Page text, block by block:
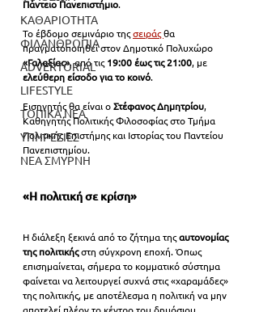
ΚΑΘΑΡΙΟΤΗΤΑ
ΦΙΛΑΝΘΡΩΠΙΑ
ADVERTORIAL
LIFESTYLE
ΤΟΠΙΚΑ ΝΕΑ
ΥΠΗΡΕΣΙΕΣ
ΝΕΑ ΣΜΥΡΝΗ
Πάντειο Πανεπιστήμιο.
Το έβδομο σεμινάριο της σειράς θα
πραγματοποιηθεί στον Δημοτικό Πολυχώρο
«Γαλαξίας», από τις 19:00 έως τις 21:00, με
ελεύθερη είσοδο για το κοινό.
Εισηγητής θα είναι ο Στέφανος Δημητρίου,
Καθηγητής Πολιτικής Φιλοσοφίας στο Τμήμα
Πολιτικής Επιστήμης και Ιστορίας του Παντείου
Πανεπιστημίου.
«Η πολιτική σε κρίση»
Η διάλεξη ξεκινά από το ζήτημα της αυτονομίας
της πολιτικής στη σύγχρονη εποχή. Όπως
επισημαίνεται, σήμερα το κομματικό σύστημα
φαίνεται να λειτουργεί συχνά στις «χαραμάδες»
της πολιτικής, με αποτέλεσμα η πολιτική να μην
αποτελεί πλέον το κέντρο του δημόσιου